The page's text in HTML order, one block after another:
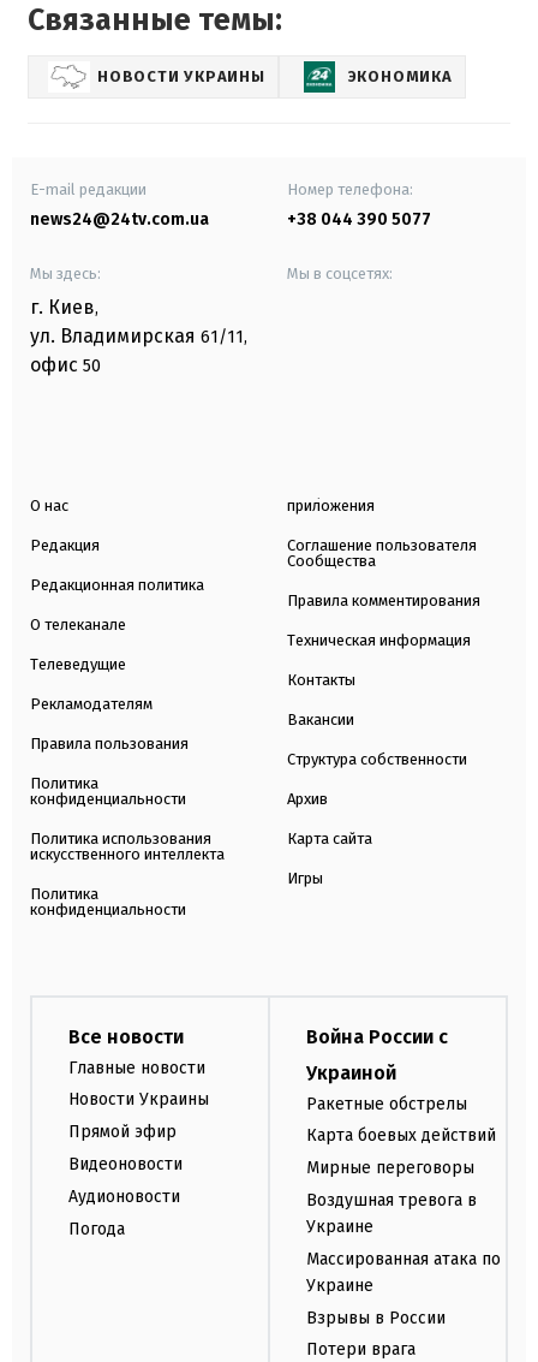
Связанные темы:
НОВОСТИ УКРАИНЫ ЭКОНОМИКА
E-mail редакции
news24@24tv.com.ua
Номер телефона:
+38 044 390 5077
Мы здесь:
г. Киев,
ул. Владимирская 61/11,
офис 50
Мы в соцсетях:
О нас
Редакция
Редакционная политика
О телеканале
Телеведущие
Рекламодателям
Правила пользования
Политика
конфиденциальности
Политика использования
искусственного интеллекта
Политика
конфиденциальности
приложения
Соглашение пользователя
Сообщества
Правила комментирования
Техническая информация
Контакты
Вакансии
Структура собственности
Архив
Карта сайта
Игры
Все новости
Главные новости
Новости Украины
Прямой эфир
Видеоновости
Аудионовости
Погода
Война России с
Украиной
Ракетные обстрелы
Карта боевых действий
Мирные переговоры
Воздушная тревога в
Украине
Массированная атака по
Украине
Взрывы в России
Потери врага